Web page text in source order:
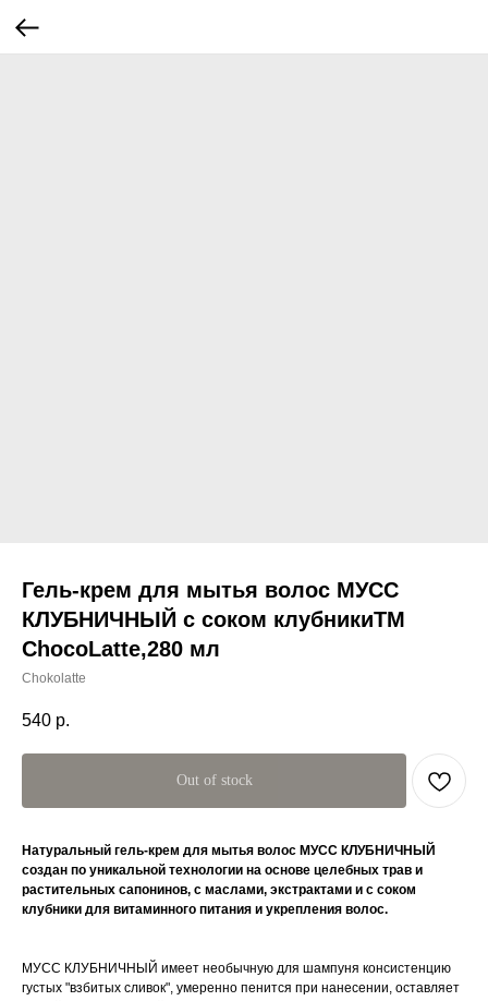
Гель-крем для мытья волос МУСС
КЛУБНИЧНЫЙ с соком клубникиTM
ChocoLatte,280 мл
Chokolatte
540 р.
Out of stock
Натуральный гель-крем для мытья волос МУСС КЛУБНИЧНЫЙ
создан по уникальной технологии на основе целебных трав и
растительных сапонинов, с маслами, экстрактами и с соком
клубники для витаминного питания и укрепления волос.
МУСС КЛУБНИЧНЫЙ имеет необычную для шампуня консистенцию
густых "взбитых сливок", умеренно пенится при нанесении, оставляет